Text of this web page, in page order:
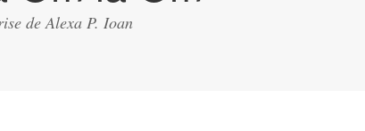
de Alexa P. Ioan